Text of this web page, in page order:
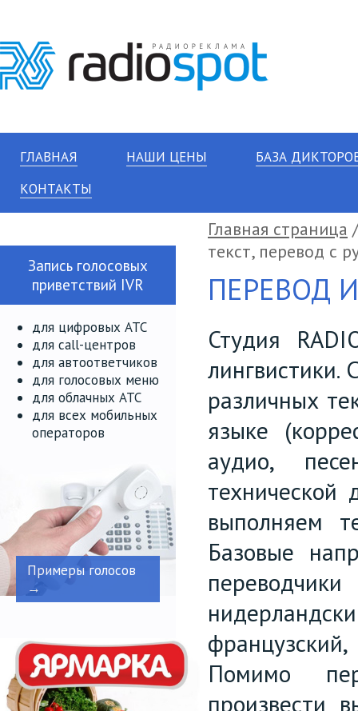
ГЛАВНАЯ НАШИ ЦЕНЫ
БАЗА
КОНТАКТЫ
Главная страница
текст, перевод с
ПЕРЕВОД
Студия
различных
языке
аудио,
технической
выполняем
Базовые
Помимо
произвести
Запись голосовых
приветствий IVR
для цифровых АТС
для call-центров
для автоответчиков
для голосовых меню
для облачных АТС
для всех мобильных
операторов
Примеры голосов
→